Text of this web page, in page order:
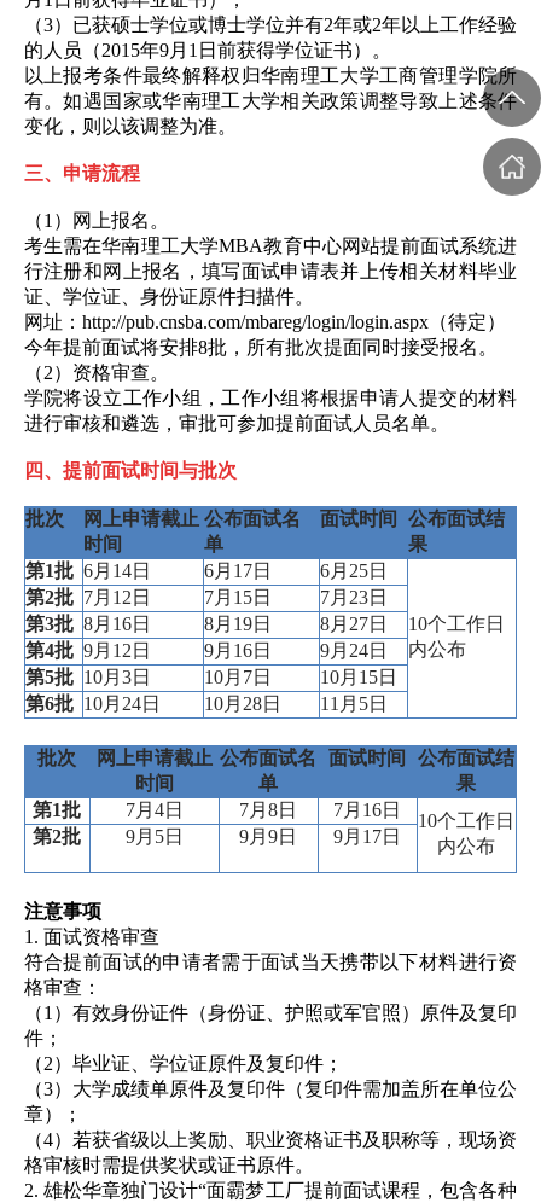
（3）已获硕士学位或博士学位并有2年或2年以上工作经验
的人员（2015年9月 1 日前获得学位证书）。
以上报考条件最终解释权归华南理工大学工商管理学院所
有。如遇国家或华南理工大学相关政策调整导致上述条件
变化，则以该调整为准。
三、申请流程
（1 ）网上报名。
考生需在华南理工大学MBA教育中心网站提前面试系统进
行注册和网上报名，填写面试申请表并上传相关材料毕业
证、学位证、身份证原件扫描件。
网址： http://pub.cnsba.com/mbareg/login/login.aspx（待定）
今年提前面试将安排8批，所有批次提面同时接受报名。
（2）资格审查。
学院将设立工作小组，工作小组将根据申请人提交的材料
进行审核和遴选，审批可参加提前面试人员名单。
四、提前面试时间与批次
批次
网上申请截止
时间
公布面试名
单
面试时间
公布面试结
果
第1批 6月 14日 6月 17日 6月 25日
10个工作日
内公布
第2批 7月 12 日 7月 15日 7月 23日
第3批 8月 16日 8月 19日 8月 27日
第4批 9月 12 日 9月 16日 9月 24日
第5批 10月 3日 10月 7日 10月 15日
第6批 10月 24日 10月 28日 11 月 5日
批次
网上申请截止
时间
公布面试名
单
面试时间
公布面试结
果
第1批 7月 4日 7月8日 7月 16日
10个工作日
内公布
第2批 9月 5日 9月9日 9月 17日
注意事项
1. 面试资格审查
符合提前面试的申请者需于面试当天携带以下材料进行资
格审查：
（1 ）有效身份证件（身份证、护照或军官照）原件及复印
件；
（2）毕业证、学位证原件及复印件；
（3）大学成绩单原件及复印件（复印件需加盖所在单位公
章）；
（4）若获省级以上奖励、职业资格证书及职称等，现场资
格审核时需提供奖状或证书原件。
2. 雄松华章独门设计“面霸梦工厂提前面试课程，包含各种